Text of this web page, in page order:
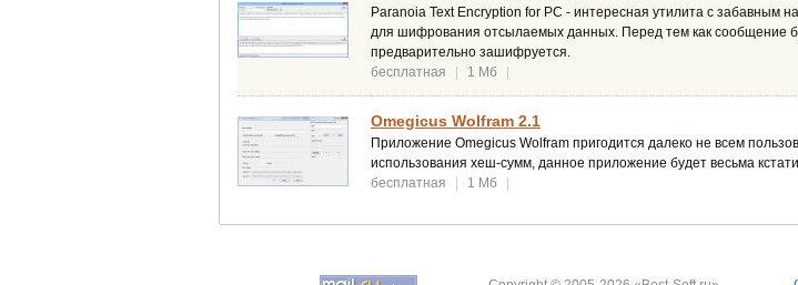
Paranoia Text Encryption for PC - интересная утилита с забавным
для шифрования отсылаемых данных. Перед тем как сообщение
предварительно зашифруется.
бесплатная
| 1 Мб |
Omegicus Wolfram 2.1
Приложение Omegicus Wolfram пригодится далеко не всем
использования хеш-сумм, данное приложение будет весьма кстати.
бесплатная
| 1 Мб |